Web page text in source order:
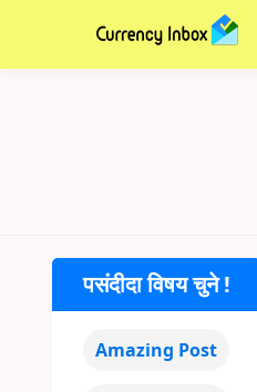
पसंदीदा विषय चुने !
Amazing Post